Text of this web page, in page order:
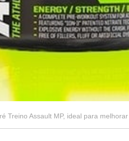
Treino Assault MP, ideal para